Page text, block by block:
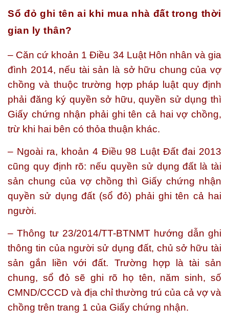
Sổ đỏ ghi tên ai khi mua nhà đất trong thời
gian ly thân?
– Căn cứ khoản 1 Điều 34 Luật Hôn nhân và gia
đình 2014, nếu tài sản là sở hữu chung của vợ
chồng và thuộc trường hợp pháp luật quy định
phải đăng ký quyền sở hữu, quyền sử dụng thì
Giấy chứng nhận phải ghi tên cả hai vợ chồng,
trừ khi hai bên có thỏa thuận khác.
– Ngoài ra, khoản 4 Điều 98 Luật Đất đai 2013
cũng quy định rõ: nếu quyền sử dụng đất là tài
sản chung của vợ chồng thì Giấy chứng nhận
quyền sử dụng đất (sổ đỏ) phải ghi tên cả hai
người.
– Thông tư 23/2014/TT-BTNMT hướng dẫn ghi
thông tin của người sử dụng đất, chủ sở hữu tài
sản gắn liền với đất. Trường hợp là tài sản
chung, sổ đỏ sẽ ghi rõ họ tên, năm sinh, số
CMND/CCCD và địa chỉ thường trú của cả vợ và
chồng trên trang 1 của Giấy chứng nhận.